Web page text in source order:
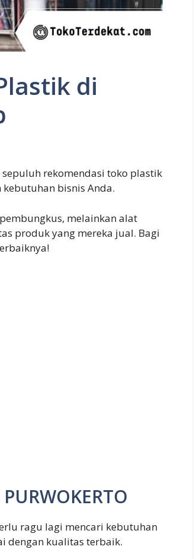
di
rekomendasi toko plastik
bisnis Anda.
melainkan alat
produk yang mereka jual. Bagi
ragu lagi mencari kebutuhan
dengan kualitas terbaik.